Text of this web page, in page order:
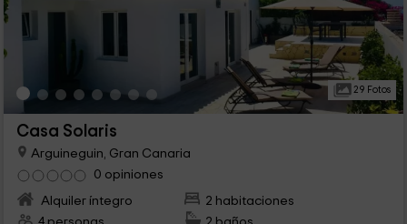
29 Fotos
Casa Solaris
Arguineguin, Gran Canaria
0 opiniones
Alquiler íntegro
2 habitaciones